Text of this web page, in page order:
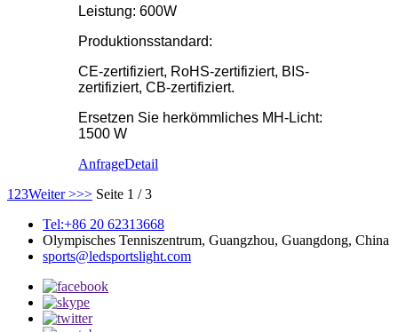
Leistung: 600W
Produktionsstandard:
CE-zertifiziert, RoHS-zertifiziert, BIS-
zertifiziert, CB-zertifiziert.
Ersetzen Sie herkömmliches MH-Licht:
1500 W
AnfrageDetail
1 23Weiter >>> Seite 1 / 3
Tel:+86 20 62313668
Olympisches Tenniszentrum, Guangzhou, Guangdong, China
sports@ledsportslight.com